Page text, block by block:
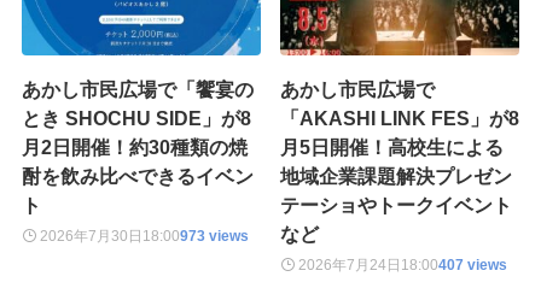
あかし市民広場で「饗宴の
とき SHOCHU SIDE」が8
月2日開催！約30種類の焼
酎を飲み比べできるイベン
ト
2026年7月30日 18:00973 views
あかし市民広場で
「AKASHI LINK FES」が8
月5日開催！高校生による
地域企業課題解決プレゼン
テーショやトークイベント
など
2026年7月24日 18:00407 views